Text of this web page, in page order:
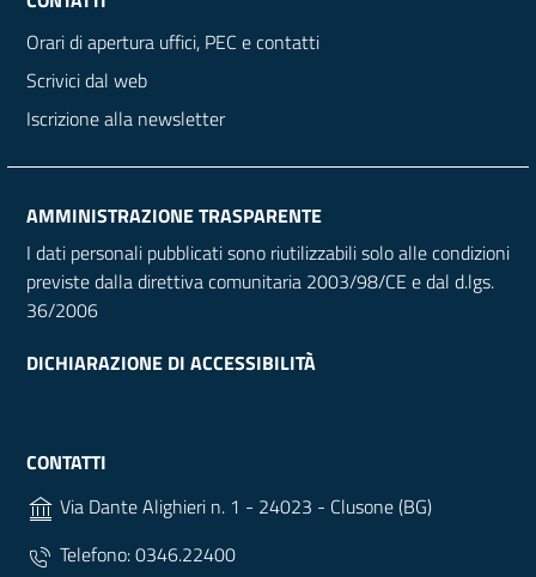
Orari di apertura uffici, PEC e contatti
Scrivici dal web
Iscrizione alla newsletter
AMMINISTRAZIONE TRASPARENTE
I dati personali pubblicati sono riutilizzabili solo alle condizioni
previste dalla direttiva comunitaria 2003/98/CE e dal d.lgs.
36/2006
DICHIARAZIONE DI ACCESSIBILITÀ
CONTATTI
Via Dante Alighieri n. 1 - 24023 - Clusone (BG)
Telefono: 0346.22400